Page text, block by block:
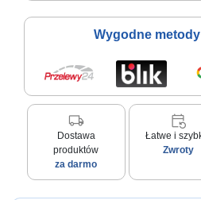
Wygodne
local_shipping
Dostawa
produktów
za darmo
event_repeat
Łatwe i
Zwroty